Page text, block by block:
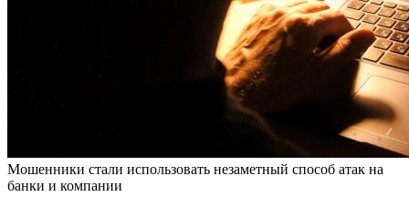
Мошенники стали использовать незаметный способ атак на
банки и компании